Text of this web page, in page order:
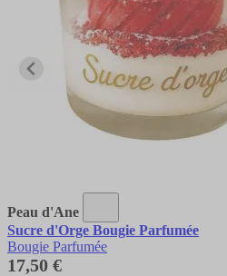
Peau d'Ane
Sucre d'Orge Bougie Parfumée
Bougie Parfumée
17,50 €